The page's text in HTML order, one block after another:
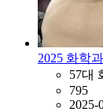
2025 화학
57대
795
2025-